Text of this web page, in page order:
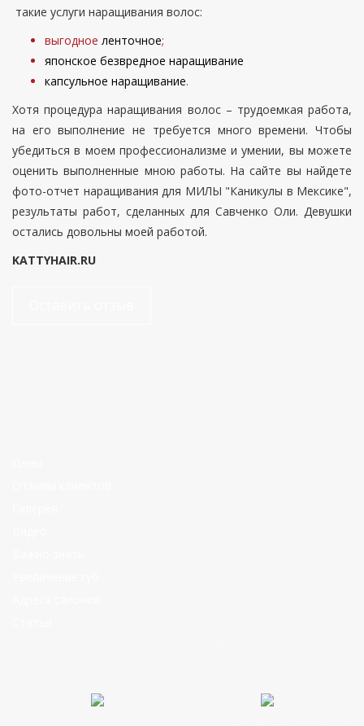
такие услуги наращивания волос:
выгодное ленточное;
японское безвредное наращивание
капсульное наращивание.
Хотя процедура наращивания волос – трудоемкая работа,
на его выполнение не требуется много времени. Чтобы
убедиться в моем профессионализме и умении, вы можете
оценить выполненные мною работы. На сайте вы найдете
фото-отчет наращивания для МИЛЫ "Каникулы в Мексике",
результаты работ, сделанных для Савченко Оли. Девушки
остались довольны моей работой.
KATTYHAIR.RU